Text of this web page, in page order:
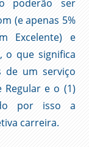
poderão ser
(e apenas 5%
Excelente) e
o que significa
de um serviço
Regular e o (1)
por isso a
carreira.